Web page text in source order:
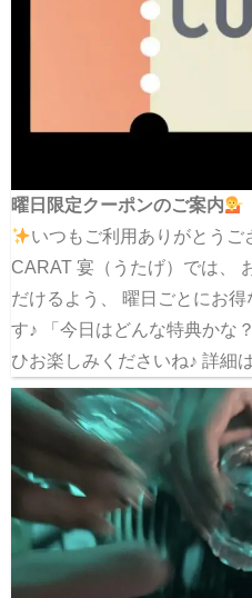
曜日限定クーポンのご案内
いつもご利用ありがとうご
CARAT 宴（うたげ）では、
だけるよう、 曜日ごとにお
す♪ 「今日はどんな特典かな
ひお楽しみくださいね♪ 詳細